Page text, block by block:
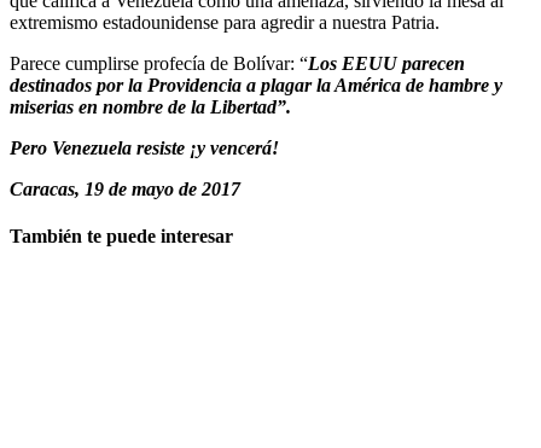
extremismo estadounidense para agredir a nuestra Patria.
Parece cumplirse profecía de Bolívar: “Los EEUU parecen
destinados por la Providencia a plagar la América de hambre y
miserias en nombre de la Libertad”.
Pero Venezuela resiste ¡y vencerá!
Caracas, 19 de mayo de 2017
También te puede interesar